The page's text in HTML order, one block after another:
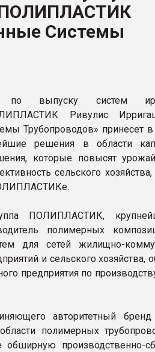
Системы
выпуску систем
Ривулис
Трубопроводов» принесет
решения в области
которые повысят
сельского
ПОЛИПЛАСТИК,
полимерных
для сетей жилищно-
и сельского хозяйства,
предприятия по
авторитетный
полимерных
обширную производственно-